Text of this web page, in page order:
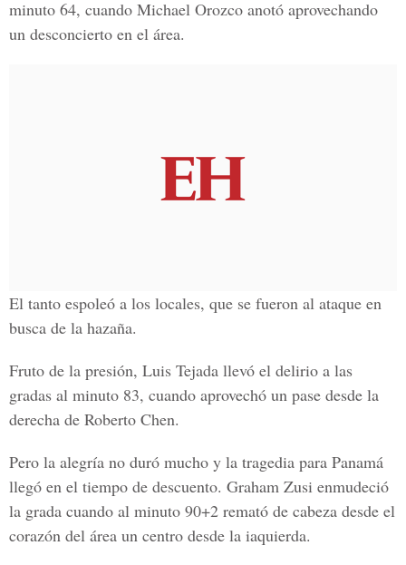
minuto 64, cuando Michael Orozco anotó aprovechando
un desconcierto en el área.
El tanto espoleó a los locales, que se fueron al ataque en
busca de la hazaña.
Fruto de la presión, Luis Tejada llevó el delirio a las
gradas al minuto 83, cuando aprovechó un pase desde la
derecha de Roberto Chen.
Pero la alegría no duró mucho y la tragedia para Panamá
llegó en el tiempo de descuento. Graham Zusi enmudeció
la grada cuando al minuto 90+2 remató de cabeza desde el
corazón del área un centro desde la iaquierda.